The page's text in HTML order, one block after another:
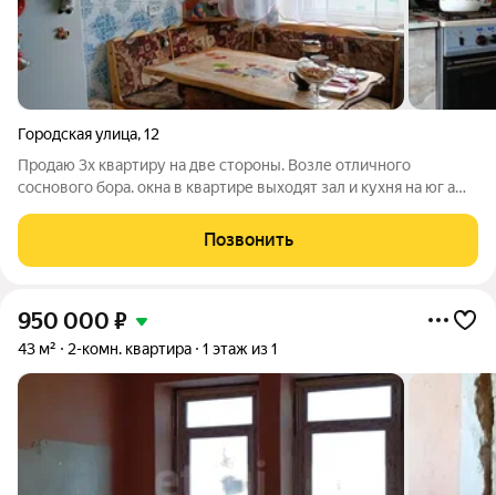
Городская улица,12
Продаю 3х квартиру на две стороны. Возле отличного
соснового бора. окна в квартире выходят зал и кухня на юг а
ровные , стены ровные .На кухне натяжной потолок. Балкон
застеклён .Сан узел
Позвонить
950 000 ₽
43 м² 2-комн. квартира 1 этаж из 1